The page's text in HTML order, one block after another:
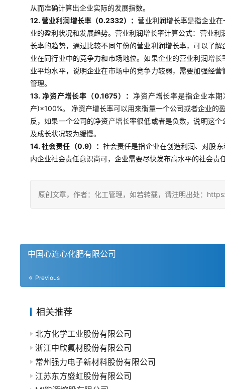
从而准确计算出企业实际的发展指数。
12. 营业利润增长率（0.2332）：营业利润增长率是指企业
业的盈利状况和发展趋势。营业利润增长率计算公式：营业
长率的趋势，通过比较不同年份的营业利润增长率，可以了
业在同行业中的竞争力和市场地位。如果企业的营业利润增
业平均水平，说明企业在市场中的竞争力较弱，需要加强经
管理。
13. 净资产增长率（0.1675）： 净资产增长率是指企业本
产)×100%。 净资产增长率可以用来衡量一个公司或者企业的
反，如果一个公司的净资产增长率很低或者是负数，说明这
及成长状况较为缓慢。
14. 社会责任（0.9）： 社会责任是指企业在创造利润、对股
内企业社会责任意识尚可，企业需要尽快发布高水平的社会责
原创文章，作者：化工管理，如若转载，请注明出处：
中国心连心化肥有限公司
Previous
相关推荐
北方化学工业股份有限公司
浙江中欣氟材股份有限公司
常州强力电子新材料股份有限公司
江苏东方盛虹股份有限公司